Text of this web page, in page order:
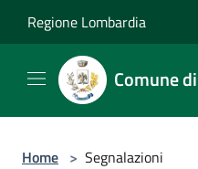
Regione Lombardia
Comune
Home > Segnalazioni